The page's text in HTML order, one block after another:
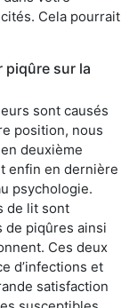
Cela pourrait
piqûre sur la
sont causés
position, nous
deuxième
enfin en dernière
psychologie.
de lit sont
de piqûres ainsi
Ces deux
d’infections et
satisfaction